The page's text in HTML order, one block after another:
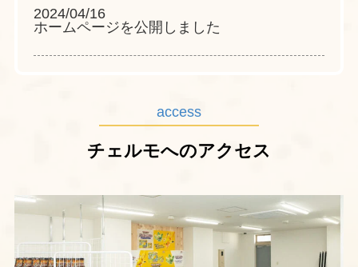
2024/04/16
ホームページを公開しました
access
チェルモへのアクセス